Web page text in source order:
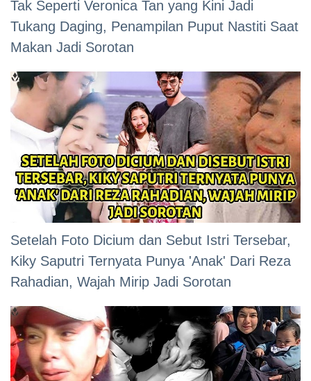
Tak Seperti Veronica Tan yang Kini Jadi
Tukang Daging, Penampilan Puput Nastiti Saat
Makan Jadi Sorotan
Setelah Foto Dicium dan Sebut Istri Tersebar,
Kiky Saputri Ternyata Punya 'Anak' Dari Reza
Rahadian, Wajah Mirip Jadi Sorotan